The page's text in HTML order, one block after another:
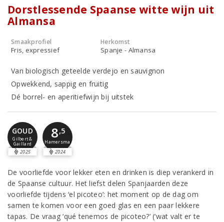
Dorstlessende Spaanse witte wijn uit
Almansa
Smaakprofiel
Fris, expressief
Herkomst
Spanje - Almansa
Van biologisch geteelde verdejo en sauvignon
Opwekkend, sappig en fruitig
Dé borrel- en aperitiefwijn bij uitstek
GOUD
Gilbert &
Gaillard
2025
8,5
Hamersma
2024
De voorliefde voor lekker eten en drinken is diep verankerd in
de Spaanse cultuur. Het liefst delen Spanjaarden deze
voorliefde tijdens ‘el picoteo’: het moment op de dag om
samen te komen voor een goed glas en een paar lekkere
tapas. De vraag ‘qué tenemos de picoteo?’ (‘wat valt er te